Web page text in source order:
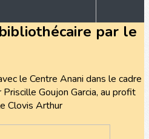
par le
le Centre Anani dans le cadre
Goujon Garcia, au profit
Clovis Arthur